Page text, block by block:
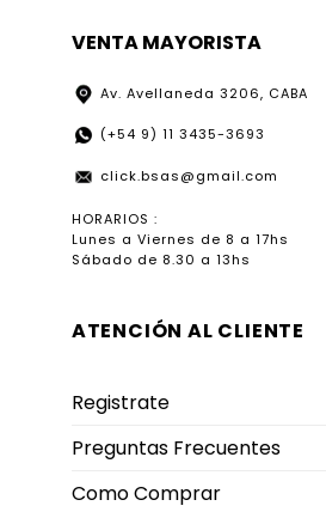
VENTA MAYORISTA
Av. Avellaneda 3206, CABA
(+54 9) 11 3435-3693
click.bsas@gmail.com
HORARIOS :
Lunes a Viernes de 8 a 17hs
Sábado de 8.30 a 13hs
ATENCIÓN AL CLIENTE
Registrate
Preguntas Frecuentes
Como Comprar